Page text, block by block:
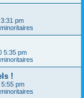
pm
5:35 pm
!
pm